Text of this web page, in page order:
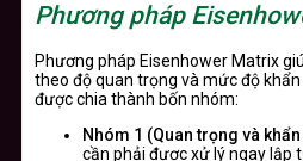
Phương pháp
Phương pháp Eisenhower Matrix
theo độ quan trọng và mức độ
được chia thành bốn nhóm:
Nhóm 1 (Quan trọng và
cần phải được xử lý ngay lập